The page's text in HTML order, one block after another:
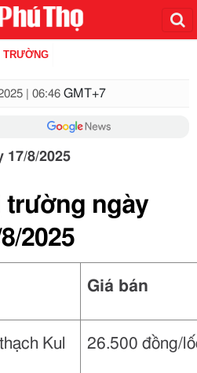
TRƯỜNG
| 06:46 GMT+7
17/8/2025
trường ngày
2025
Giá bán
Kul 26.500 đồng/